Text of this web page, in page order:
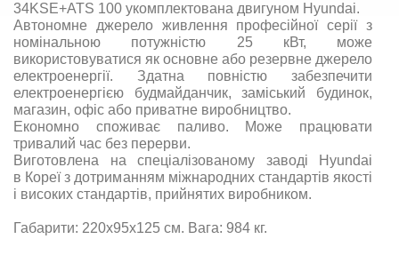
34KSE+ATS 100 укомплектована двигуном Hyundai.
Автономне джерело живлення професійної серії з
номінальною потужністю 25 кВт, може
використовуватися як основне або резервне джерело
електроенергії. Здатна повністю забезпечити
електроенергією будмайданчик, заміський будинок,
магазин, офіс або приватне виробництво.
Економно споживає паливо. Може працювати
тривалий час без перерви.
Виготовлена на спеціалізованому заводі Hyundai
в Кореї з дотриманням міжнародних стандартів якості
і високих стандартів, прийнятих виробником.
Габарити: 220х95х125 см. Вага: 984 кг.